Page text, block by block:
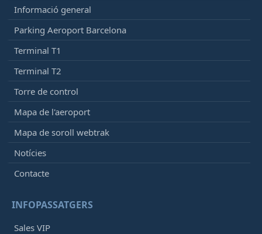
Informació general
Parking Aeroport Barcelona
Terminal T1
Terminal T2
Torre de control
Mapa de l'aeroport
Mapa de soroll webtrak
Notícies
Contacte
INFOPASSATGERS
Sales VIP